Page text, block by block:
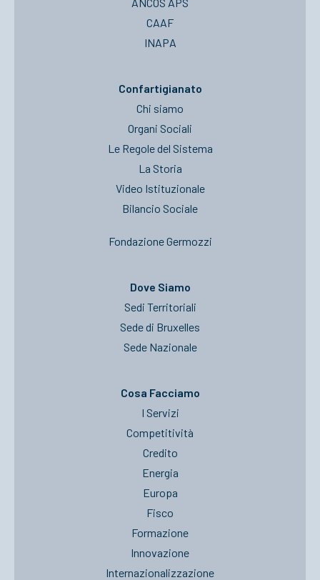
CAAF
INAPA
Confartigianato
Chi siamo
Organi Sociali
Le Regole del Sistema
La Storia
Video Istituzionale
Bilancio Sociale
Fondazione Germozzi
Dove Siamo
Sedi Territoriali
Sede di Bruxelles
Sede Nazionale
Cosa Facciamo
I Servizi
Competitività
Credito
Energia
Europa
Fisco
Formazione
Innovazione
Internazionalizzazione